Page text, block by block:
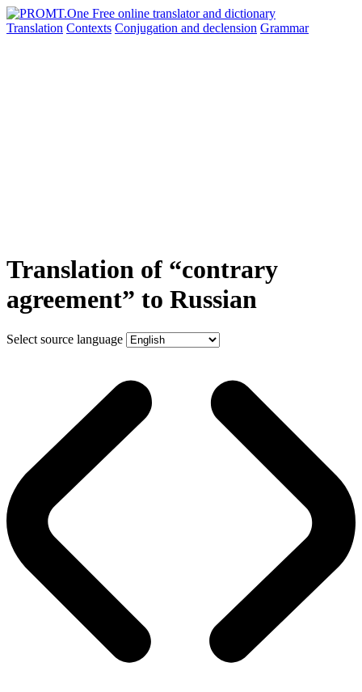
Translation Contexts Conjugation and declension Grammar
Translation of “contrary
agreement” to Russian
Select source language